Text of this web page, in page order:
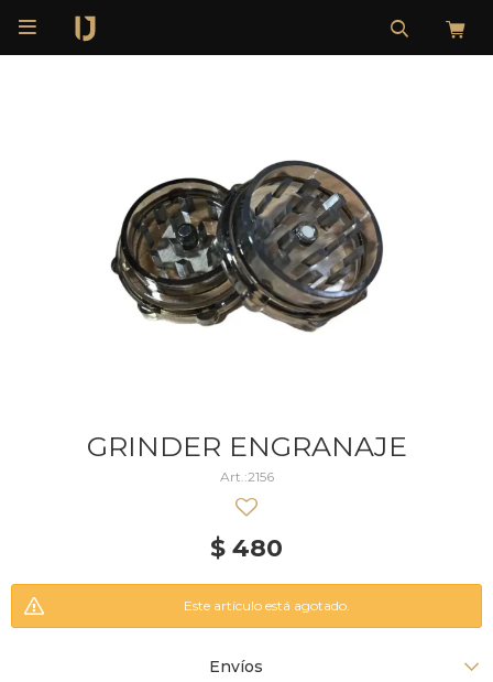

GRINDER ENGRANAJE
2156
$ 480
Este artículo está agotado.
Envíos